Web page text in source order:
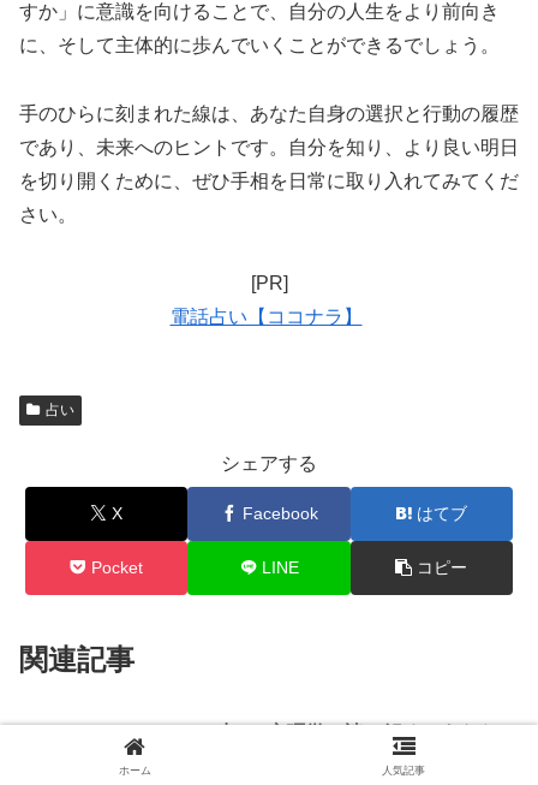
すか」に意識を向けることで、自分の人生をより前向き
に、そして主体的に歩んでいくことができるでしょう。
手のひらに刻まれた線は、あなた自身の選択と行動の履歴
であり、未来へのヒントです。自分を知り、より良い明日
を切り開くために、ぜひ手相を日常に取り入れてみてくだ
さい。
[PR]
電話占い【ココナラ】
占い
シェアする
X Facebook はてブ
Pocket LINE コピー
関連記事
占い×心理学で読み解く！あなた
の性格診断と適職の選び方ガイド
ホーム 人気記事